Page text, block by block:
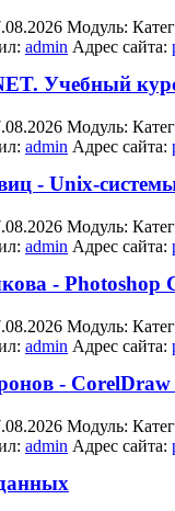
Модуль:
admin Адрес сайта:
Учебный
Модуль:
admin Адрес сайта:
- Unix-
Модуль:
admin Адрес сайта:
- Photoshop
Модуль:
admin Адрес сайта:
- CorelDraw
Модуль:
admin Адрес сайта: